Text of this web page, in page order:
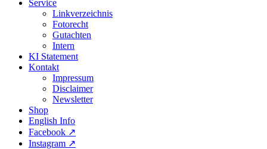
Service
Linkverzeichnis
Fotorecht
Gutachten
Intern
KI Statement
Kontakt
Impressum
Disclaimer
Newsletter
Shop
English Info
Facebook ↗︎
Instagram ↗︎